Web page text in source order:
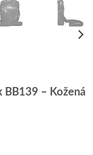
BB139 – Kožená